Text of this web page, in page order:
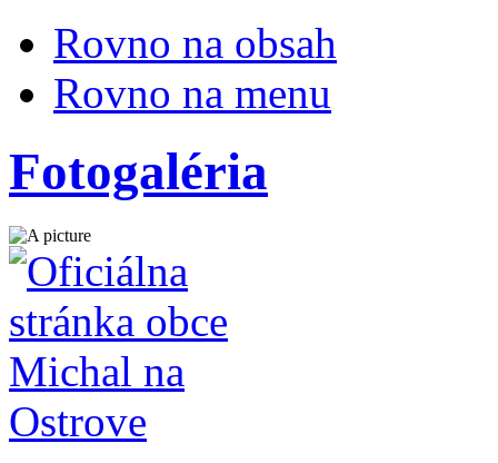
Rovno na obsah
Rovno na menu
Fotogaléria